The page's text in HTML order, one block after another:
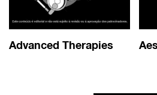
Advanced Therapies